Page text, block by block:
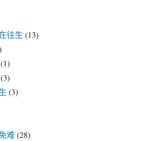
往生 (13)
(1)
(3)
(3)
难(28)